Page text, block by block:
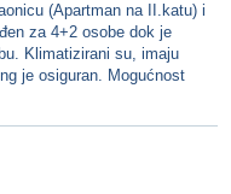
(Apartman na II.katu) i
za 4+2 osobe dok je
Klimatizirani su, imaju
je osiguran. Mogućnost